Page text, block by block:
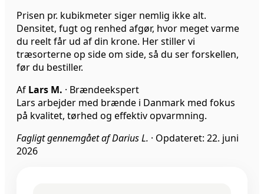
Prisen pr. kubikmeter siger nemlig ikke alt.
Densitet, fugt og renhed afgør, hvor meget varme
du reelt får ud af din krone. Her stiller vi
træsorterne op side om side, så du ser forskellen,
før du bestiller.
Af Lars M. · Brændeekspert
Lars arbejder med brænde i Danmark med fokus
på kvalitet, tørhed og effektiv opvarmning.
Fagligt gennemgået af Darius L. · Opdateret: 22. juni
2026